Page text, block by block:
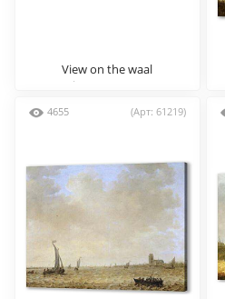
View on the waal
janvangoyen
4655 (Арт: 61219)